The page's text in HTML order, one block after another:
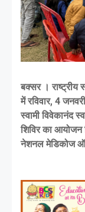
बक्सर । राष्ट्रीय
में रविवार, 4
स्वामी विवेकानंद
शिविर का आयोजन
नेशनल मेडिकोज